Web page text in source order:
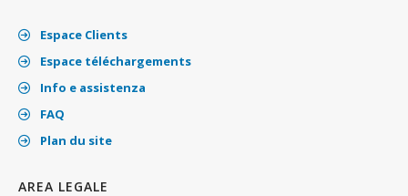
Espace Clients
Espace téléchargements
Info e assistenza
FAQ
Plan du site
AREA LEGALE